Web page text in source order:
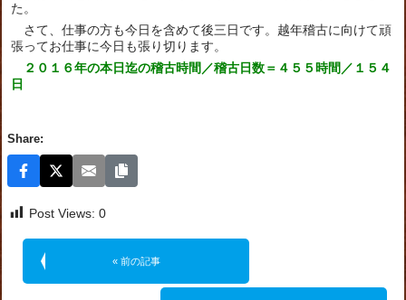
た。
さて、仕事の方も今日を含めて後三日です。越年稽古に向けて頑
張ってお仕事に今日も張り切ります。
２０１６年の本日迄の稽古時間／稽古日数＝４５５時間／１５４
日
Share:
Post Views: 0
« 前の記事